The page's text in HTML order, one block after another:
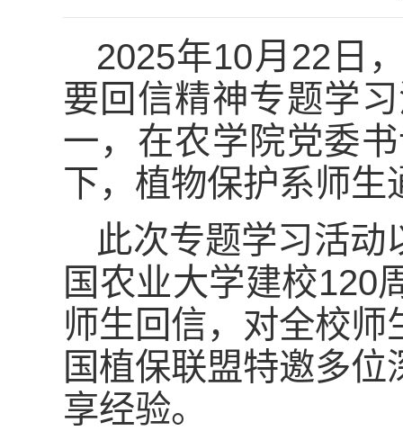
2025年10月22日
要回信精神专题学
一，在农学院党委
下，植物保护系师
此次专题学习活动
国农业大学建校120
师生回信，对全校
国植保联盟特邀多
享经验。